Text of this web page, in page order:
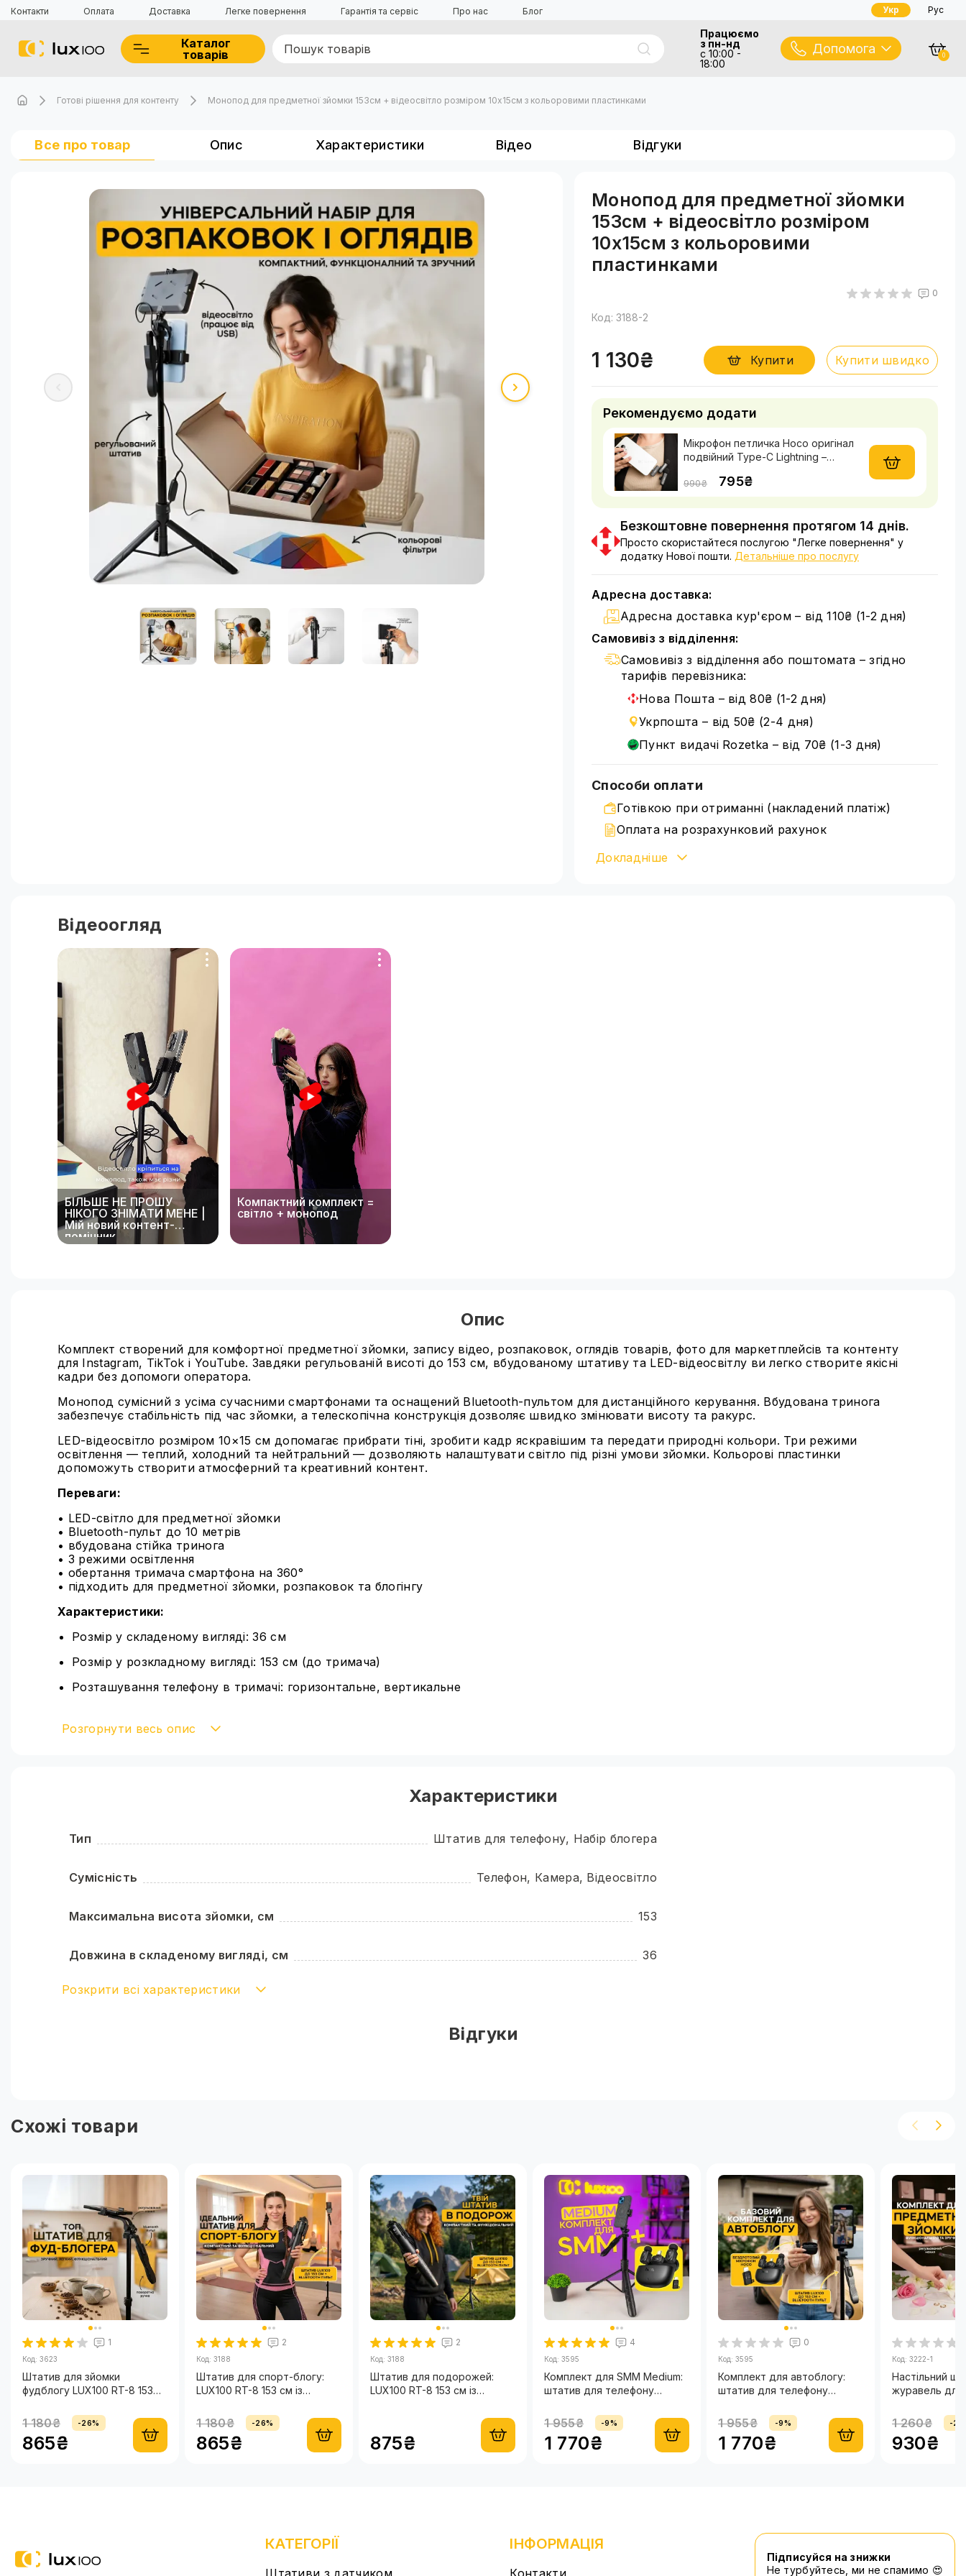
Контакти Оплата Доставка Легке повернення Гарантія та сервіс Про нас Блог Укр Рус
Каталог
товарів
Працюємо
з пн-нд
с 10:00 -
18:00
Допомога 0
Готові рішення для контенту Монопод для предметної зйомки 153см + відеосвітло розміром 10х15см з кольоровими пластинками
Все про товар Опис Характеристики Відео Відгуки
Монопод для предметної зйомки
153см + відеосвітло розміром
10х15см з кольоровими
пластинками
0
Код: 3188-2
1 130₴ Купити Купити швидко
Рекомендуємо додати
Мікрофон петличка Hoco оригінал
подвійний Type-C Lightning –
смартфона, відео та стрімів
990₴ 795₴
Безкоштовне повернення протягом 14 днів.
Просто скористайтеся послугою "Легке повернення" у
додатку Нової пошти. Детальніше про послугу
Адресна доставка:
Адресна доставка кур'єром – від 110₴ (1-2 дня)
Самовивіз з відділення:
Самовивіз з відділення або поштомата – згідно
тарифів перевізника:
Нова Пошта – від 80₴ (1-2 дня)
Укрпошта – від 50₴ (2-4 дня)
Пункт видачі Rozetka – від 70₴ (1-3 дня)
Способи оплати
Готівкою при отриманні (накладений платіж)
Оплата на розрахунковий рахунок
Банківська картка Visa/MasterCard через WayForPay
Докладніше
Відеоогляд
БІЛЬШЕ НЕ ПРОШУ
НІКОГО ЗНІМАТИ МЕНЕ |
Мій новий контент-
помічник
Компактний комплект =
світло + монопод
Опис
Комплект створений для комфортної предметної зйомки, запису відео, розпаковок, оглядів товарів, фото для маркетплейсів та контенту
для Instagram, TikTok і YouTube. Завдяки регульованій висоті до 153 см, вбудованому штативу та LED-відеосвітлу ви легко створите якісні
кадри без допомоги оператора.
Монопод сумісний з усіма сучасними смартфонами та оснащений Bluetooth-пультом для дистанційного керування. Вбудована тринога
забезпечує стабільність під час зйомки, а телескопічна конструкція дозволяє швидко змінювати висоту та ракурс.
LED-відеосвітло розміром 10×15 см допомагає прибрати тіні, зробити кадр яскравішим та передати природні кольори. Три режими
освітлення — теплий, холодний та нейтральний — дозволяють налаштувати світло під різні умови зйомки. Кольорові пластинки
допоможуть створити атмосферний та креативний контент.
Переваги:
• LED-світло для предметної зйомки
• Bluetooth-пульт до 10 метрів
• вбудована стійка тринога
• 3 режими освітлення
• обертання тримача смартфона на 360°
• підходить для предметної зйомки, розпаковок та блогінгу
Характеристики:
Розмір у складеному вигляді: 36 см
Розмір у розкладному вигляді: 153 см (до тримача)
Розташування телефону в тримачі: горизонтальне, вертикальне
Блютуз пульт в комплекті
Монопод
Відеосвітло
Кольорові пластинки
Розгорнути весь опис
Характеристики
Тип Штатив для телефону, Набір блогера
Сумісність Телефон, Камера, Відеосвітло
Максимальна висота зйомки, см 153
Довжина в складеному вигляді, см 36
Наявність підсвітки
Так
Комплектація Монопод, Bluetooth-кнопка, Відеосвітло, Пластини
Гарантія 6 місяців
Розкрити всі характеристики
Відгуки
Схожі товари
1
Код: 3623
Штатив для зйомки
фудблогу LUX100 RT-8 153
1 180₴ -26%
865₴
2
Код: 3188
Штатив для спорт-блогу:
LUX100 RT-8 153 см із
телефону
1 180₴ -26%
865₴
2
Код: 3188
Штатив для подорожей:
LUX100 RT-8 153 см із
875₴
4
Код: 3595
Комплект для SMM Medium:
штатив для телефону
петличка HOCO оригінал
Type-C + Lightning
1 955₴ -9%
1 770₴
0
Код: 3595
Комплект для автоблогу:
штатив для телефону
петличка HOCO оригінал
Type-C + Lightning
1 955₴ -9%
1 770₴
Код: 3222-1
Настільний
журавель для
відеосвітлом
для телефону
1 260₴ -
930₴
КАТЕГОРІЇ
Штативи з датчиком
ІНФОРМАЦІЯ
Контакти
Підписуйся на знижки
Не турбуйтесь, ми не спамимо 😍